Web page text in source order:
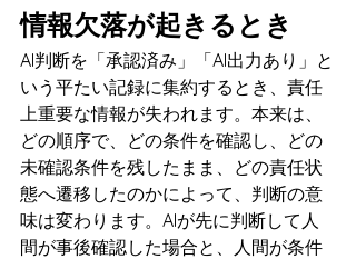
情報欠落が起きるとき
AI判断を「承認済み」「AI出力あり」と
いう平たい記録に集約するとき、責任
上重要な情報が失われます。本来は、
どの順序で、どの条件を確認し、どの
未確認条件を残したまま、どの責任状
態へ遷移したのかによって、判断の意
味は変わります。AIが先に判断して人
間が事後確認した場合と、人間が条件